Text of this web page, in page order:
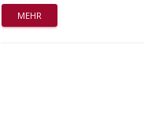
MEHR